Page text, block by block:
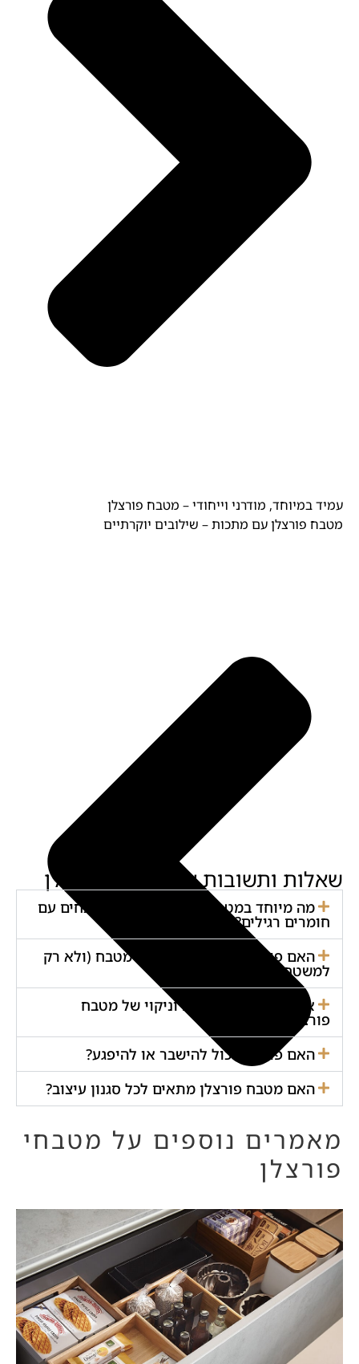
עמיד במיוחד, מודרני וייחודי – מטבח פורצלן
מטבח פורצלן עם מתכות – שילובים יוקרתיים
שאלות ותשובות על מטבחי פורצלן
מה מיוחד במטבח פורצלן לעומת מטבחים עם
חומרים רגילים?
האם פורצלן מתאים לחזיתות מטבח (ולא רק
למשטחי עבודה)?
איך מתבצעת תחזוקה וניקוי של מטבח
פורצלן?
האם פורצלן יכול להישבר או להיפגע?
האם מטבח פורצלן מתאים לכל סגנון עיצוב?
מאמרים נוספים על מטבחי
פורצלן